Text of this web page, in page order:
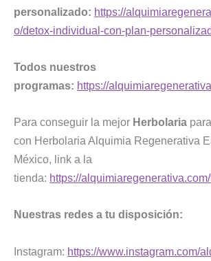
personalizado: https://
o/detox-individual-con-plan-
Todos nuestros
programas: https://
Para conseguir la mejor Herbolaria
con Herbolaria Alquimia Regenerativa
México, link a la
tienda: https://
Nuestras redes a tu disposición:
Instagram: https://www.instagram.com/